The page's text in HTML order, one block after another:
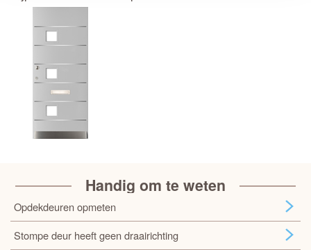
Handig om te weten
Opdekdeuren opmeten
Stompe deur heeft geen draairichting